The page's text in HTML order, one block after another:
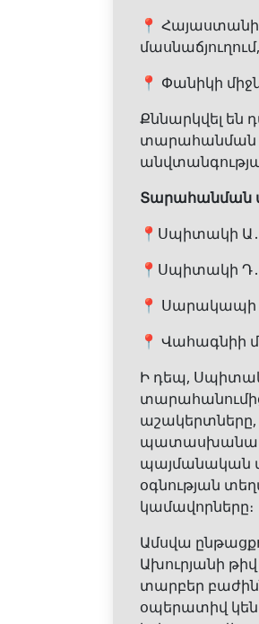
📍
մասնաճյուղում,
📍 Փանիկի
Քննարկվել են
տարահանման
Տարահանման
📍Սպիտակի
📍Սպիտակի Դ․
📍 Սարակապի
📍 Վահագնիի
Ի դեպ,
տարահանումից
պայմանական
օգնության
կամավորները։
Ամսվա
Ախուրյանի
տարբեր
օպերատիվ